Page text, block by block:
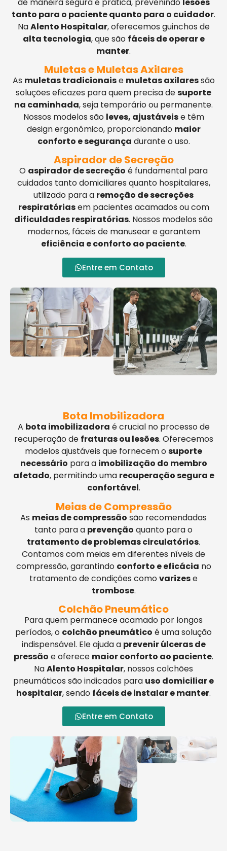
tanto para o paciente quanto para o cuidador.
NaAlento Hospitalar, oferecemos guinchos de
alta tecnologia, que são fáceis de operar e
manter.
Muletas e Muletas Axilares
As muletas tradicionaise muletas axilaressão
soluções eficazes para quem precisa desuporte
na caminhada, seja temporário ou permanente.
Nossos modelos são leves, ajustáveise têm
design ergonômico, proporcionando maior
conforto e segurança durante o uso.
Aspirador de Secreção
O aspirador de secreção é fundamental para
cuidados tanto domiciliares quanto hospitalares,
utilizado para a remoção de secreções
respiratóriasem pacientes acamados ou com
dificuldades respiratórias. Nossos modelos são
modernos, fáceis de manusear e garantem
eficiência e conforto ao paciente.
Entre em Contato
Bota Imobilizadora
A bota imobilizadora é crucial no processo de
recuperação de fraturas ou lesões. Oferecemos
modelos ajustáveis que fornecem osuporte
necessário para a imobilização do membro
afetado, permitindo uma recuperação segura e
confortável.
Meias de Compressão
As meias de compressão são recomendadas
tanto para a prevenção quanto para o
tratamento de problemas circulatórios.
Contamos com meias em diferentes níveis de
compressão, garantindo conforto e eficácia no
tratamento de condições comovarizese
trombose.
Colchão Pneumático
Para quem permanece acamado por longos
períodos, o colchão pneumático é uma solução
indispensável. Ele ajuda a prevenir úlceras de
pressão e oferece maior conforto ao paciente.
NaAlento Hospitalar, nossos colchões
pneumáticos são indicados para uso domiciliar e
hospitalar, sendo fáceis de instalar e manter.
Entre em Contato